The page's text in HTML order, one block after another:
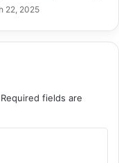
22, 2025
Required fields are